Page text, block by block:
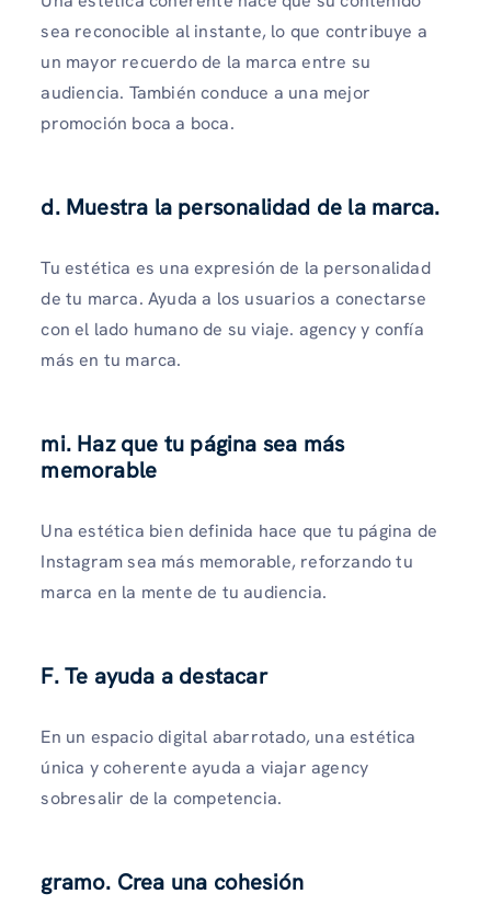
sea reconocible al instante, lo que contribuye a
un mayor recuerdo de la marca entre su
audiencia. También conduce a una mejor
promoción boca a boca.
d. Muestra la personalidad de la marca.
Tu estética es una expresión de la personalidad
de tu marca. Ayuda a los usuarios a conectarse
con el lado humano de su viaje. agency y confía
más en tu marca.
mi. Haz que tu página sea más
memorable
Una estética bien definida hace que tu página de
Instagram sea más memorable, reforzando tu
marca en la mente de tu audiencia.
F. Te ayuda a destacar
En un espacio digital abarrotado, una estética
única y coherente ayuda a viajar agency
sobresalir de la competencia.
gramo. Crea una cohesión